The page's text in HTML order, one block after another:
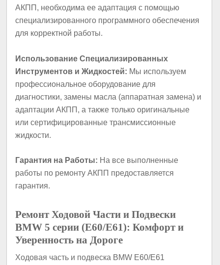
АКПП, необходима ее адаптация с помощью
специализированного программного обеспечения
для корректной работы.
Использование Специализированных
Инструментов и Жидкостей: Мы используем
профессиональное оборудование для
диагностики, замены масла (аппаратная замена) и
адаптации АКПП, а также только оригинальные
или сертифицированные трансмиссионные
жидкости.
Гарантия на Работы: На все выполненные
работы по ремонту АКПП предоставляется
гарантия.
Ремонт Ходовой Части и Подвески
BMW 5 серии (E60/E61): Комфорт и
Уверенность на Дороге
Ходовая часть и подвеска BMW E60/E61